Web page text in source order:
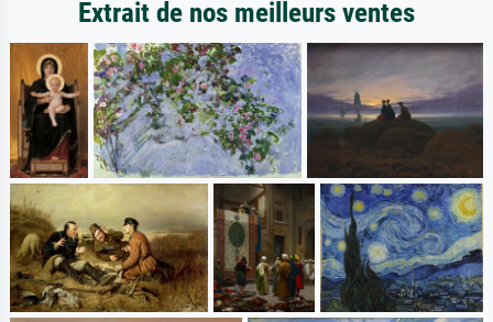
Extrait de nos meilleurs ventes